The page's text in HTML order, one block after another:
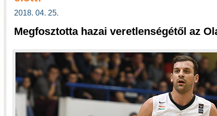
2018. 04. 25.
Megfosztotta hazai veretlenségétől az